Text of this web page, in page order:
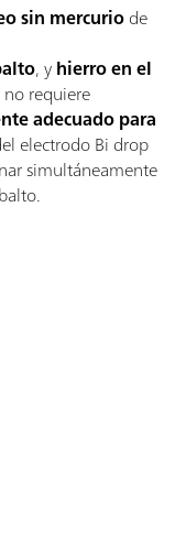
sin mercuriode
, yhierro en el
requiere
adecuado para
electrodo Bi drop
simultáneamente